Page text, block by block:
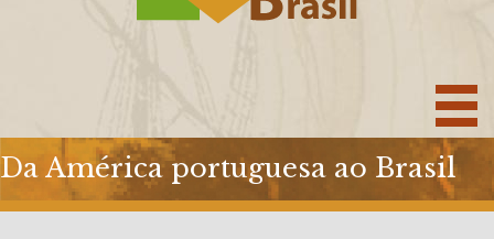
Da América portuguesa ao Brasil